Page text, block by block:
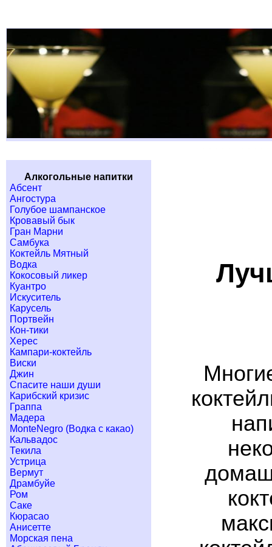
Алкогольные напитки
Абсент
Ангостура
Голубое шампанское
Кровавый бык
Гран Марни
Самбука
Коктейль Мятный
Водка
Кокосовый ликер
Куантро
Искуситель
Карусель
Портвейн
Кон-тики
Херес
Кампари-коктейль
Виски
Джин
Спасите наши души
Карибский кризис
Граппа
Мадера
MonteNegro (Водка с какао)
Кальвадос
Текила
Устрица
Вермут
Драмбуйе
Ром
Саке
Кюрасао
Анисетте
Морская пена